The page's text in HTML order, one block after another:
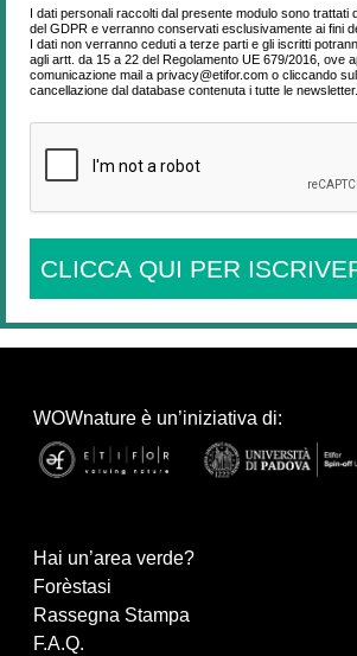
I dati personali raccolti dal presente modulo sono trattati
del GDPR e verranno conservati esclusivamente ai fini
I dati non verranno ceduti a terze parti e gli iscritti
agli artt. da 15 a 22 del Regolamento UE 679/2016, ove
comunicazione mail a privacy@etifor.com o cliccando
cancellazione dal database contenuta i tutte le newsletter.
CLICCA QUI PER
WOWnature è un’iniziativa di:
Hai un’area verde?
Forèstasi
Rassegna Stampa
F.A.Q.